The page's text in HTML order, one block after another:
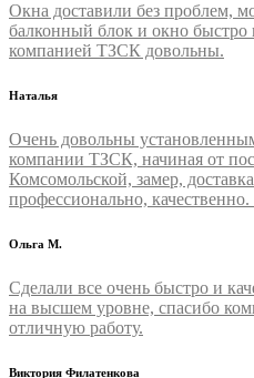
Окна доставили без проблем,
балконный блок и окно быстро
компанией ТЗСК довольны.
Наталья
Очень довольны
компании ТЗСК, начиная от
Комсомольской, замер,
профессионально,
Ольга М.
Сделали все очень быстро и
на высшем уровне, спасибо
отличную работу.
Виктория Филатенкова